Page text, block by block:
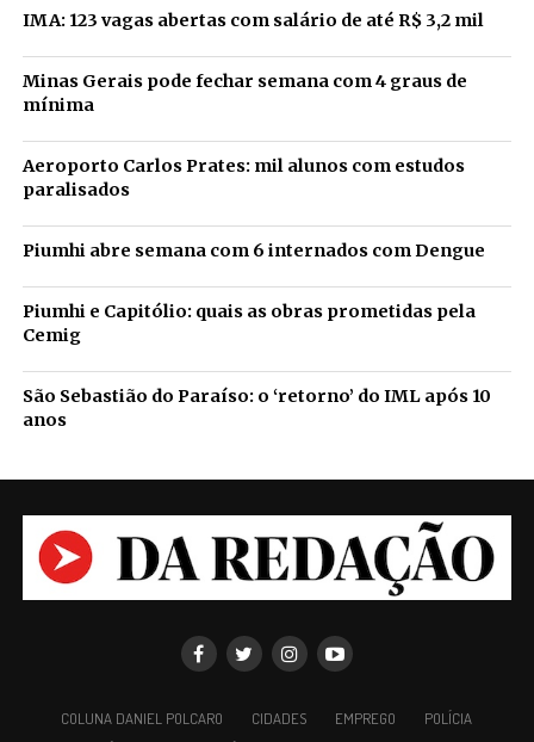
IMA: 123 vagas abertas com salário de até R$ 3,2 mil
Minas Gerais pode fechar semana com 4 graus de
mínima
Aeroporto Carlos Prates: mil alunos com estudos
paralisados
Piumhi abre semana com 6 internados com Dengue
Piumhi e Capitólio: quais as obras prometidas pela
Cemig
São Sebastião do Paraíso: o ‘retorno’ do IML após 10
anos
COLUNA DANIEL POLCARO CIDADES EMPREGO
POLÍCIA